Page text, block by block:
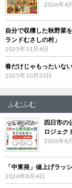
2026年4
自分で収穫した秋野菜
ランドむさしの村」
2025年11月4日
春だけじゃもったいな
2025年10月23日
ふむふむ
四日市の
ロジェク
2026年8
「中東発」値上げラ
2026年8月4日